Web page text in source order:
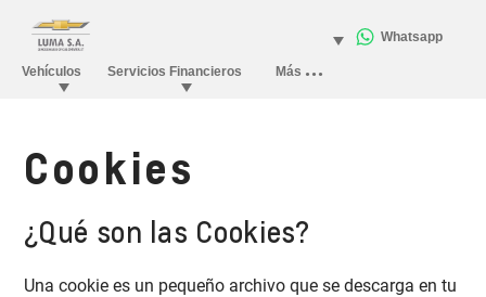
Cookies
¿Qué son las Cookies?
Una cookie es un pequeño archivo que se descarga en tu